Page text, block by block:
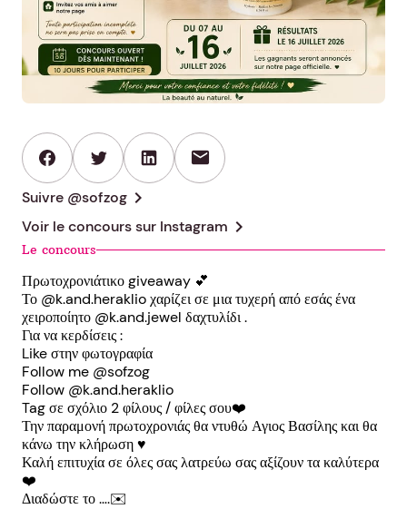
mail
Suivre @sofzog chevron_right
Voir le concours sur Instagram chevron_right
Le concours
Πρωτοχρονιάτικο giveaway 💕
Το @k.and.heraklio χαρίζει σε μια τυχερή από εσάς ένα
χειροποίητο @k.and.jewel δαχτυλίδι .
Για να κερδίσεις :
Like στην φωτογραφία
Follow me @sofzog
Follow @k.and.heraklio
Tag σε σχόλιο 2 φίλους / φίλες σου❤️
Την παραμονή πρωτοχρονιάς θα ντυθώ Αγιος Βασίλης και θα
κάνω την κλήρωση ♥️
Καλή επιτυχία σε όλες σας λατρεύω σας αξίζουν τα καλύτερα
❤️
Διαδώστε το ….✉️